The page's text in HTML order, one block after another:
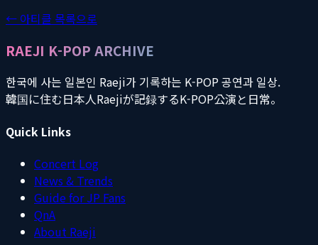
← 아티클 목록으로
RAEJI K-POP ARCHIVE
한국에 사는 일본인 Raeji가 기록하는 K-POP 공연과 일상.
韓国に住む日本人Raejiが記録するK-POP公演と日常。
Quick Links
Concert Log
News & Trends
Guide for JP Fans
QnA
About Raeji